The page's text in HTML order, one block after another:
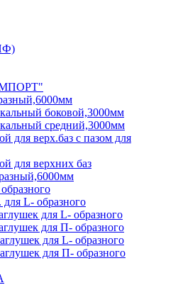
боковой,3000мм
средний,3000мм
для верх.баз с пазом для
для верхних баз
L- образного
для L- образного
для П- образного
для L- образного
для П- образного